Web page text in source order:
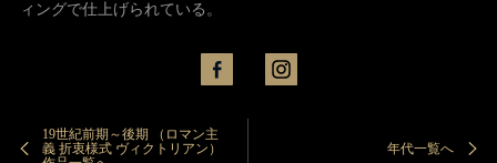
ィングで仕上げられている。
19世紀前期～後期 （ロマン主
義 折衷様式 ヴィクトリアン）
年代一覧へ